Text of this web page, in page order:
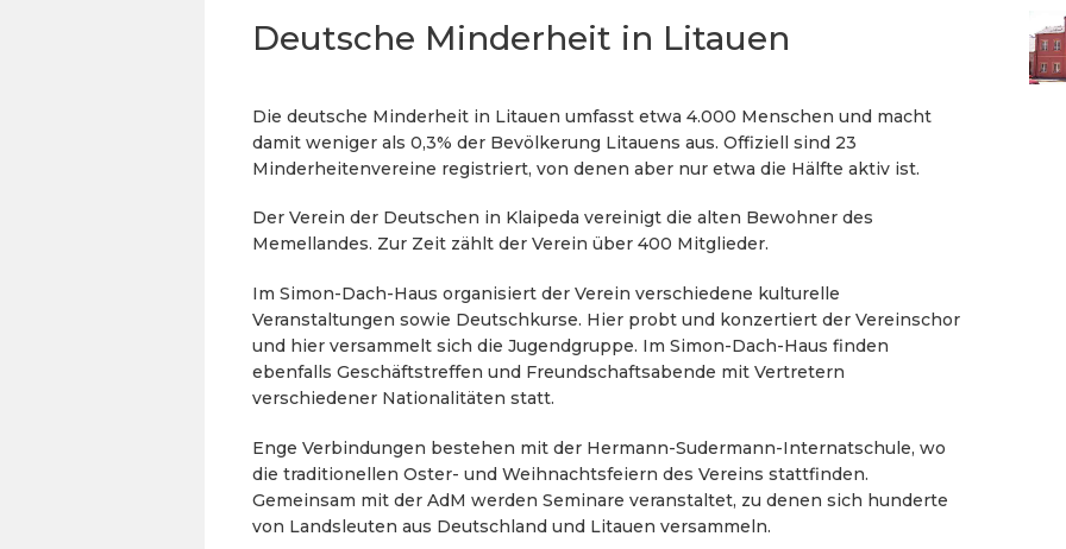
Deutsche Minderheit in Litauen
Die deutsche Minderheit in Litauen umfasst etwa 4.000 Menschen und macht
damit weniger als 0,3% der Bevölkerung Litauens aus. Offiziell sind 23
Minderheitenvereine registriert, von denen aber nur etwa die Hälfte aktiv ist.
Der Verein der Deutschen in Klaipeda vereinigt die alten Bewohner des
Memellandes. Zur Zeit zählt der Verein über 400 Mitglieder.
Im Simon-Dach-Haus organisiert der Verein verschiedene kulturelle
Veranstaltungen sowie Deutschkurse. Hier probt und konzertiert der Vereinschor
und hier versammelt sich die Jugendgruppe. Im Simon-Dach-Haus finden
ebenfalls Geschäftstreffen und Freundschaftsabende mit Vertretern
verschiedener Nationalitäten statt.
Enge Verbindungen bestehen mit der Hermann-Sudermann-Internatschule, wo
die traditionellen Oster- und Weihnachtsfeiern des Vereins stattfinden.
Gemeinsam mit der AdM werden Seminare veranstaltet, zu denen sich hunderte
von Landsleuten aus Deutschland und Litauen versammeln.